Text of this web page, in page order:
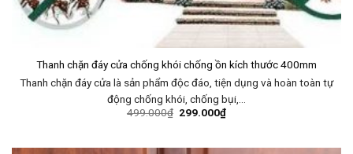
Thanh chặn đáy cửa chống khói chống ồn kích thước 400mm
Thanh chặn đáy cửa là sản phẩm độc đáo, tiện dụng và hoàn toàn tự
động chống khói, chống bụi,…
499.000₫ 299.000₫